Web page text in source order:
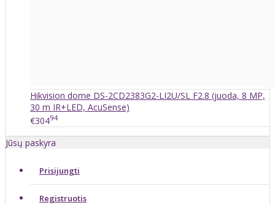
Hikvision dome DS-2CD2383G2-LI2U/SL F2.8 (juoda, 8 MP,
30 m IR+LED, AcuSense)
€30494
Jūsų paskyra
Prisijungti
Registruotis